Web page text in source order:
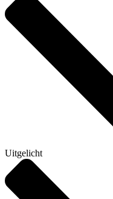
Uitgelicht